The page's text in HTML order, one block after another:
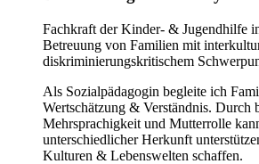
Fachkraft der Kinder- & Jugendhilfe
Betreuung von Familien mit
diskriminierungskritischem
Als Sozialpädagogin begleite ich
Wertschätzung & Verständnis. Durch
Mehrsprachigkeit und Mutterrolle
unterschiedlicher Herkunft
Kulturen & Lebenswelten schaffen.